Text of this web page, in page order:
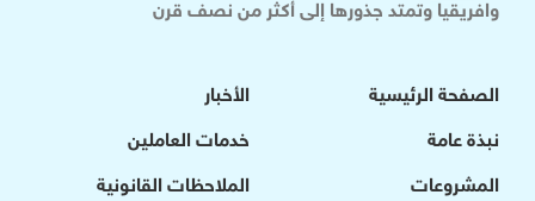
وافريقيا وتمتد جذورها إلى أكثر من نصف قرن
الصفحة الرئيسية
نبذة عامة
المشروعات
الأخبار
خدمات العاملين
الملاحظات القانونية